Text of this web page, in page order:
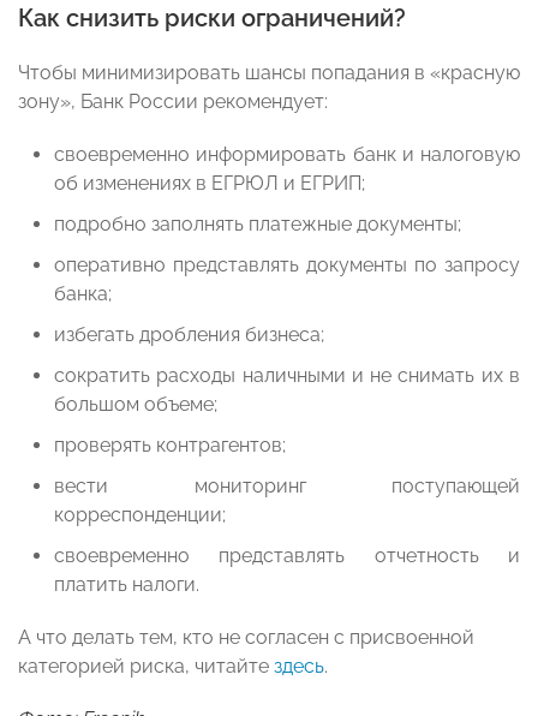
Как снизить риски ограничений?
Чтобы минимизировать шансы попадания в «красную
зону», Банк России рекомендует:
своевременно информировать банк и налоговую
об изменениях в ЕГРЮЛ и ЕГРИП;
подробно заполнять платежные документы;
оперативно представлять документы по запросу
банка;
избегать дробления бизнеса;
сократить расходы наличными и не снимать их в
большом объеме;
проверять контрагентов;
вести мониторинг поступающей
корреспонденции;
своевременно представлять отчетность и
платить налоги.
А что делать тем, кто не согласен с присвоенной
категорией риска, читайте здесь.